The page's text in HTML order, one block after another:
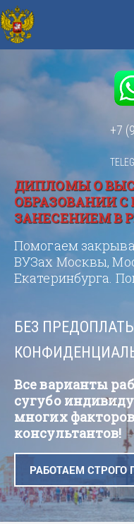
+7
ДИПЛОМЫ О
ОБРАЗОВАНИИ
ЗАНЕСЕНИЕМ В
Помогаем
ВУЗах Москвы,
Екатеринбурга.
БЕЗ
Все варианты
сугубо
многих
консультантов!
РАБОТАЕМ СТРОГО